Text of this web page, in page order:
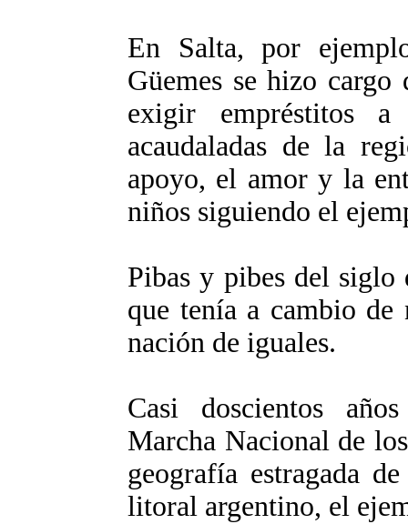
En Salta, por
Güemes se hizo
exigir empréstitos
acaudaladas de la
apoyo, el amor y la
niños siguiendo el
Pibas y pibes del siglo
que tenía a cambio de
nación de iguales.
Casi doscientos
Marcha Nacional de
geografía estragada
litoral argentino, el